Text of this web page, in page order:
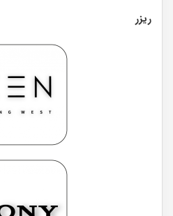
ریزر